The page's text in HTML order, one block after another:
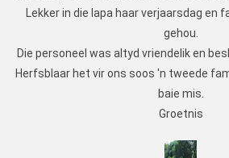
Lekker in die lapa haar verjaarsdag en
gehou.
Die personeel was altyd vriendelik en
Herfsblaar het vir ons soos 'n tweede
baie mis.
Groetnis